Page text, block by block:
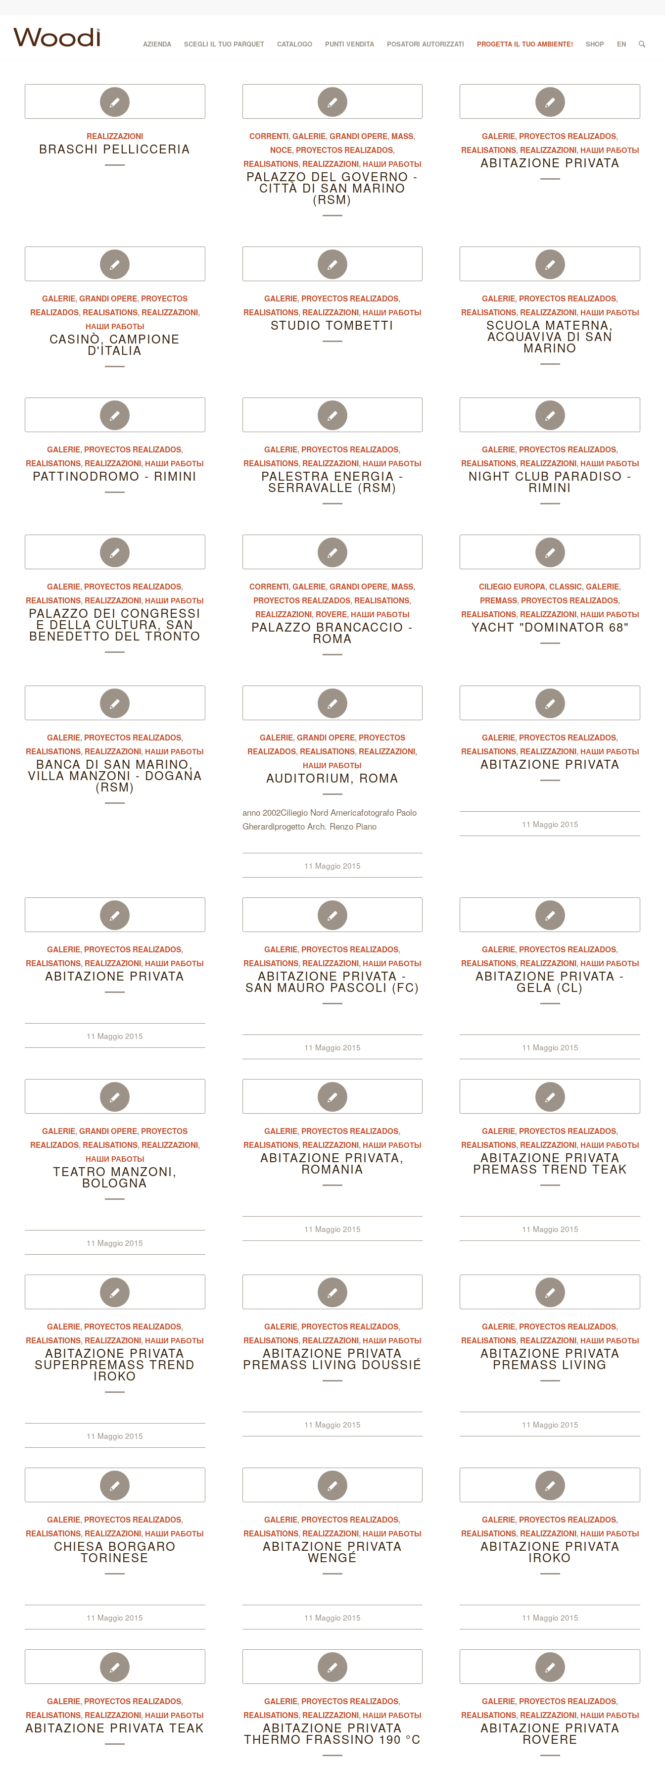
AZIENDA SCEGLI IL TUO PARQUET CATALOGO PUNTI VENDITA POSATORI AUTORIZZATI PROGETTA IL TUO AMBIENTE! SHOP EN
REALIZZAZIONI
BRASCHI PELLICCERIA
CORRENTI,GALERIE,GRANDI OPERE, MASS,
NOCE, PROYECTOS REALIZADOS,
REALISATIONS, REALIZZAZIONI, НАШИ РАБОТЫ
PALAZZO DEL GOVERNO -
CITTÀ DI SAN MARINO
(RSM)
GALERIE, PROYECTOS REALIZADOS,
REALISATIONS, REALIZZAZIONI, НАШИ РАБОТЫ
ABITAZIONE PRIVATA
GALERIE,GRANDI OPERE, PROYECTOS
REALIZADOS, REALISATIONS, REALIZZAZIONI,
НАШИ РАБОТЫ
CASINÒ, CAMPIONE
D'ITALIA
GALERIE, PROYECTOS REALIZADOS,
REALISATIONS, REALIZZAZIONI, НАШИ РАБОТЫ
STUDIO TOMBETTI
GALERIE, PROYECTOS REALIZADOS,
REALISATIONS, REALIZZAZIONI, НАШИ РАБОТЫ
SCUOLA MATERNA,
ACQUAVIVA DI SAN
MARINO
GALERIE, PROYECTOS REALIZADOS,
REALISATIONS, REALIZZAZIONI, НАШИ РАБОТЫ
PATTINODROMO - RIMINI
GALERIE, PROYECTOS REALIZADOS,
REALISATIONS, REALIZZAZIONI, НАШИ РАБОТЫ
PALESTRA ENERGIA -
SERRAVALLE (RSM)
GALERIE, PROYECTOS REALIZADOS,
REALISATIONS, REALIZZAZIONI, НАШИ РАБОТЫ
NIGHT CLUB PARADISO -
RIMINI
GALERIE, PROYECTOS REALIZADOS,
REALISATIONS, REALIZZAZIONI, НАШИ РАБОТЫ
PALAZZO DEI CONGRESSI
E DELLA CULTURA, SAN
BENEDETTO DEL TRONTO
CORRENTI,GALERIE,GRANDI OPERE, MASS,
PROYECTOS REALIZADOS, REALISATIONS,
REALIZZAZIONI, ROVERE, НАШИ РАБОТЫ
PALAZZO BRANCACCIO -
ROMA
CILIEGIO EUROPA,CLASSIC,GALERIE,
PREMASS, PROYECTOS REALIZADOS,
REALISATIONS, REALIZZAZIONI, НАШИ РАБОТЫ
YACHT "DOMINATOR 68"
GALERIE, PROYECTOS REALIZADOS,
REALISATIONS, REALIZZAZIONI, НАШИ РАБОТЫ
BANCA DI SAN MARINO,
VILLA MANZONI - DOGANA
(RSM)
GALERIE,GRANDI OPERE, PROYECTOS
REALIZADOS, REALISATIONS, REALIZZAZIONI,
НАШИ РАБОТЫ
AUDITORIUM, ROMA
anno 2002Ciliegio Nord Americafotografo Paolo
Gherardiprogetto Arch. Renzo Piano
11 Maggio 2015
GALERIE, PROYECTOS REALIZADOS,
REALISATIONS, REALIZZAZIONI, НАШИ РАБОТЫ
ABITAZIONE PRIVATA
11 Maggio 2015
GALERIE, PROYECTOS REALIZADOS,
REALISATIONS, REALIZZAZIONI, НАШИ РАБОТЫ
ABITAZIONE PRIVATA
11 Maggio 2015
GALERIE, PROYECTOS REALIZADOS,
REALISATIONS, REALIZZAZIONI, НАШИ РАБОТЫ
ABITAZIONE PRIVATA -
SAN MAURO PASCOLI (FC)
11 Maggio 2015
GALERIE, PROYECTOS REALIZADOS,
REALISATIONS, REALIZZAZIONI, НАШИ РАБОТЫ
ABITAZIONE PRIVATA -
GELA (CL)
11 Maggio 2015
GALERIE,GRANDI OPERE, PROYECTOS
REALIZADOS, REALISATIONS, REALIZZAZIONI,
НАШИ РАБОТЫ
TEATRO MANZONI,
BOLOGNA
11 Maggio 2015
GALERIE, PROYECTOS REALIZADOS,
REALISATIONS, REALIZZAZIONI, НАШИ РАБОТЫ
ABITAZIONE PRIVATA,
ROMANIA
11 Maggio 2015
GALERIE, PROYECTOS REALIZADOS,
REALISATIONS, REALIZZAZIONI, НАШИ РАБОТЫ
ABITAZIONE PRIVATA
PREMASS TREND TEAK
11 Maggio 2015
GALERIE, PROYECTOS REALIZADOS,
REALISATIONS, REALIZZAZIONI, НАШИ РАБОТЫ
ABITAZIONE PRIVATA
SUPERPREMASS TREND
IROKO
11 Maggio 2015
GALERIE, PROYECTOS REALIZADOS,
REALISATIONS, REALIZZAZIONI, НАШИ РАБОТЫ
ABITAZIONE PRIVATA
PREMASS LIVING DOUSSIÉ
11 Maggio 2015
GALERIE, PROYECTOS REALIZADOS,
REALISATIONS, REALIZZAZIONI, НАШИ РАБОТЫ
ABITAZIONE PRIVATA
PREMASS LIVING
11 Maggio 2015
GALERIE, PROYECTOS REALIZADOS,
REALISATIONS, REALIZZAZIONI, НАШИ РАБОТЫ
CHIESA BORGARO
TORINESE
11 Maggio 2015
GALERIE, PROYECTOS REALIZADOS,
REALISATIONS, REALIZZAZIONI, НАШИ РАБОТЫ
ABITAZIONE PRIVATA
WENGÉ
11 Maggio 2015
GALERIE, PROYECTOS REALIZADOS,
REALISATIONS, REALIZZAZIONI, НАШИ РАБОТЫ
ABITAZIONE PRIVATA
IROKO
11 Maggio 2015
GALERIE, PROYECTOS REALIZADOS,
REALISATIONS, REALIZZAZIONI, НАШИ РАБОТЫ
ABITAZIONE PRIVATA TEAK
GALERIE, PROYECTOS REALIZADOS,
REALISATIONS, REALIZZAZIONI, НАШИ РАБОТЫ
ABITAZIONE PRIVATA
THERMO FRASSINO 190 °C
GALERIE, PROYECTOS REALIZADOS,
REALISATIONS, REALIZZAZIONI, НАШИ РАБОТЫ
ABITAZIONE PRIVATA
ROVERE